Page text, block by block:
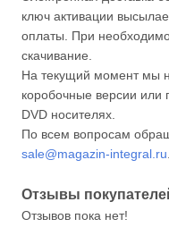
ключ активации
оплаты. При
скачивание.
На текущий момент мы
коробочные версии
DVD носителях.
По всем вопросам
sale@magazin-integral.ru.
Отзывы
Отзывов пока нет!